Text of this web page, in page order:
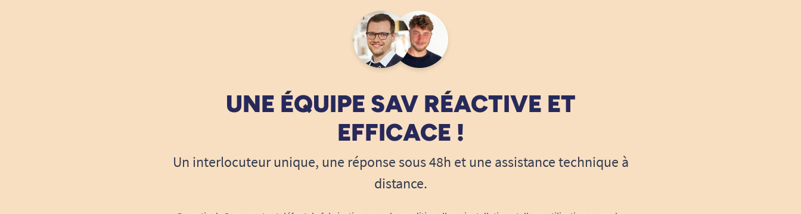
UNE ÉQUIPE SAV RÉACTIVE ET
EFFICACE !
Un interlocuteur unique, une réponse sous 48h et une assistance technique à
distance.